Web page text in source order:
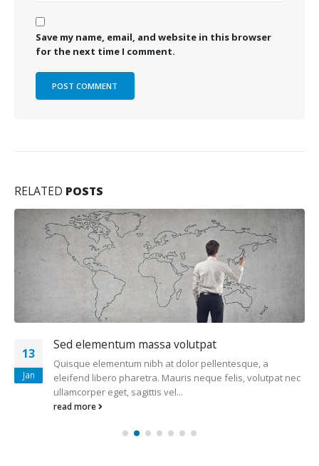
Save my name, email, and website in this browser
for the next time I comment.
RELATED POSTS
13
Jan
Sed elementum massa volutpat
Quisque elementum nibh at dolor pellentesque, a
eleifend libero pharetra. Mauris neque felis, volutpat nec
ullamcorper eget, sagittis vel...
read more